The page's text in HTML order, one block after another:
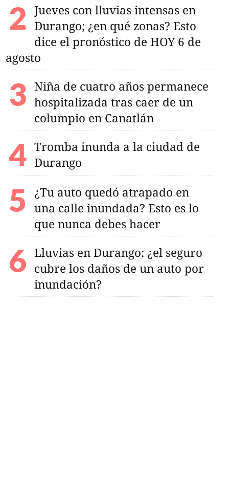
Jueves con lluvias intensas en
Durango; ¿en qué zonas? Esto
dice el pronóstico de HOY 6 de
agosto
Niña de cuatro años permanece
hospitalizada tras caer de un
columpio en Canatlán
Tromba inunda a la ciudad de
Durango
¿Tu auto quedó atrapado en
una calle inundada? Esto es lo
que nunca debes hacer
Lluvias en Durango: ¿el seguro
cubre los daños de un auto por
inundación?